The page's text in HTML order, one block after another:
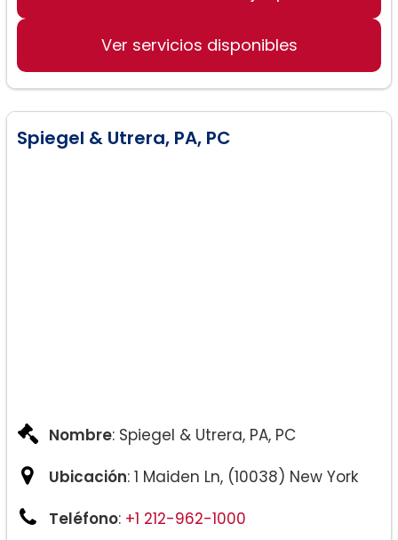
Asesoría de litigios comerciales
Ver servicios disponibles
Spiegel & Utrera, PA, PC
Nombre: Spiegel & Utrera, PA, PC
Ubicación: 1 Maiden Ln, (10038) New York
Teléfono: +1 212-962-1000